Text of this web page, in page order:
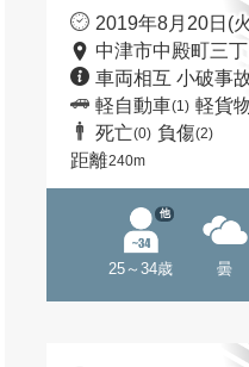
2019年8月20日(
中津市中殿町三
車両相互 小破事
軽自動車(1) 軽貨
死亡(0) 負傷(2)
距離240m
25～34歳
他
曇